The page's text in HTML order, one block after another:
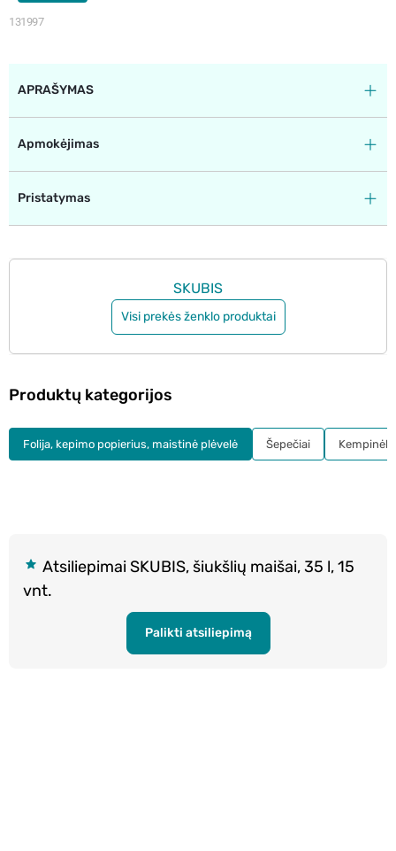
131997
APRAŠYMAS
Apmokėjimas
Pristatymas
SKUBIS
Visi prekės ženklo produktai
Atsiliepimai SKUBIS, šiukšlių maišai, 35 l, 15
vnt.
Palikti atsiliepimą
Produktų kategorijos
Folija, kepimo popierius, maistinė plėvelė Šepečiai